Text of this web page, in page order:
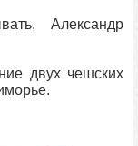
Александр
двух чешских